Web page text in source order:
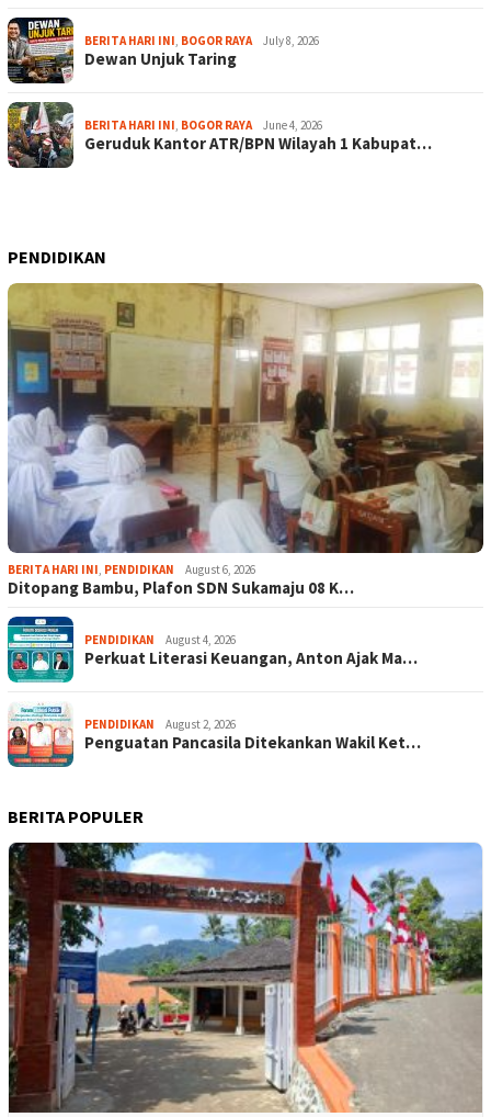
BERITA HARI INI, BOGOR RAYA July 8, 2026
Dewan Unjuk Taring
BERITA HARI INI, BOGOR RAYA June 4, 2026
Geruduk Kantor ATR/BPN Wilayah 1 Kabupat…
PENDIDIKAN
BERITA HARI INI, PENDIDIKAN August 6, 2026
Ditopang Bambu, Plafon SDN Sukamaju 08 K…
PENDIDIKAN August 4, 2026
Perkuat Literasi Keuangan, Anton Ajak Ma…
PENDIDIKAN August 2, 2026
Penguatan Pancasila Ditekankan Wakil Ket…
BERITA POPULER